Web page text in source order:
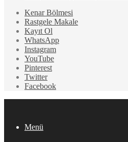
Kenar Bölmesi
Rastgele Makale
Kayıt Ol
WhatsApp
Instagram
YouTube
Pinterest
Twitter
Facebook
Menü